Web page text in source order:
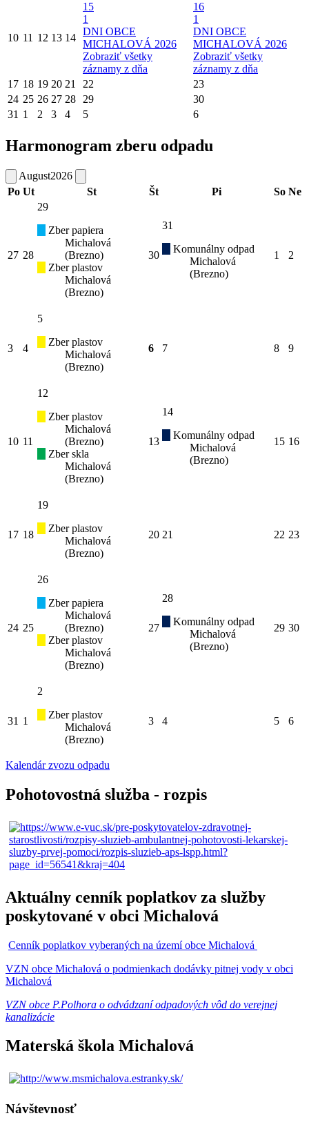
10 11 12 13 14
15
1
DNI OBCE
MICHALOVÁ 2026
Zobraziť všetky
záznamy z dňa
16
1
DNI OBCE
MICHALOVÁ 2026
Zobraziť všetky
záznamy z dňa
17 18 19 20 21 22
23
24 25 26 27 28 29
30
31 1 2 3 4 5 6
Harmonogram zberu odpadu
August2026
Po Ut St Št Pi So Ne
27 28
29
Zber papiera
Michalová
(Brezno)
Zber plastov
Michalová
(Brezno)
30
31
Komunálny odpad
Michalová
(Brezno)
1 2
3 4
5
Zber plastov
Michalová
(Brezno)
6 7 8 9
10 11
12
Zber plastov
Michalová
(Brezno)
Zber skla
Michalová
(Brezno)
13
14
Komunálny odpad
Michalová
(Brezno)
15 16
17 18
19
Zber plastov
Michalová
(Brezno)
20 21 22 23
24 25
26
Zber papiera
Michalová
(Brezno)
Zber plastov
Michalová
(Brezno)
27
28
Komunálny odpad
Michalová
(Brezno)
29 30
31 1
2
Zber plastov
Michalová
(Brezno)
3 4 5 6
Kalendár zvozu odpadu
Pohotovostná služba - rozpis
Aktuálny cenník poplatkov za služby
poskytované v obci Michalová
Cenník poplatkov vyberaných na území obce Michalová
VZN obce Michalová o podmienkach dodávky pitnej vody v obci
Michalová
VZN obce P.Polhora o odvádzaní odpadových vôd do verejnej
kanalizácie
Materská škola Michalová
Návštevnosť